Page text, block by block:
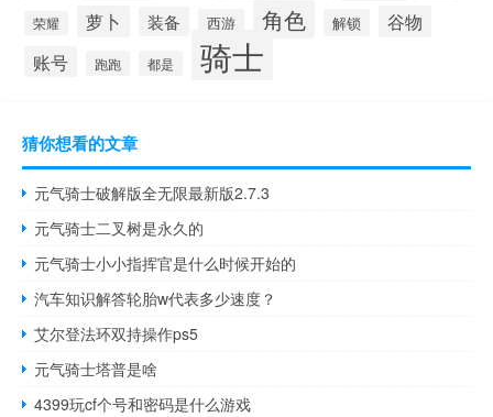
荣耀 萝卜 装备 西游 角色 解锁 谷物
账号 跑跑 都是 骑士
猜你想看的文章
元气骑士破解版全无限最新版2.7.3
元气骑士二叉树是永久的
元气骑士小小指挥官是什么时候开始的
汽车知识解答轮胎w代表多少速度？
艾尔登法环双持操作ps5
元气骑士塔普是啥
4399玩cf个号和密码是什么游戏